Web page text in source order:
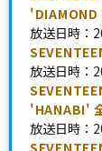
'DIAMOND
放送日時：
放送日時：
'HANABI'
放送日時：